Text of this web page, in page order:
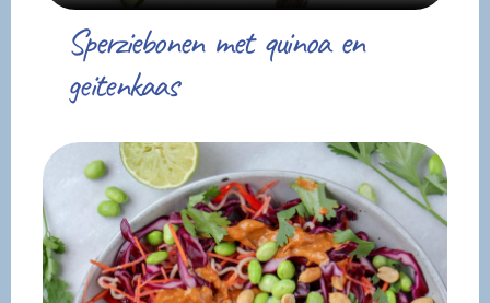
Sperziebonen met quinoa en
geitenkaas